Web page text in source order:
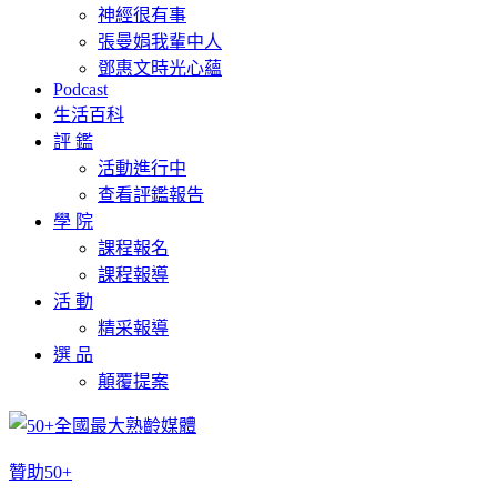
神經很有事
張曼娟我輩中人
鄧惠文時光心蘊
Podcast
生活百科
評 鑑
活動進行中
查看評鑑報告
學 院
課程報名
課程報導
活 動
精采報導
選 品
顛覆提案
贊助50+